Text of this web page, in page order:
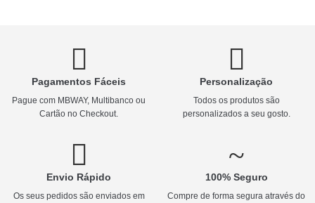
Pagamentos Fáceis
Pague com MBWAY, Multibanco ou
Cartão no Checkout.
Personalização
Todos os produtos são
personalizados a seu gosto.
Envio Rápido
Os seus pedidos são enviados em
100% Seguro
Compre de forma segura através do